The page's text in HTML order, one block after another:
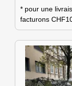
* pour une
facturons